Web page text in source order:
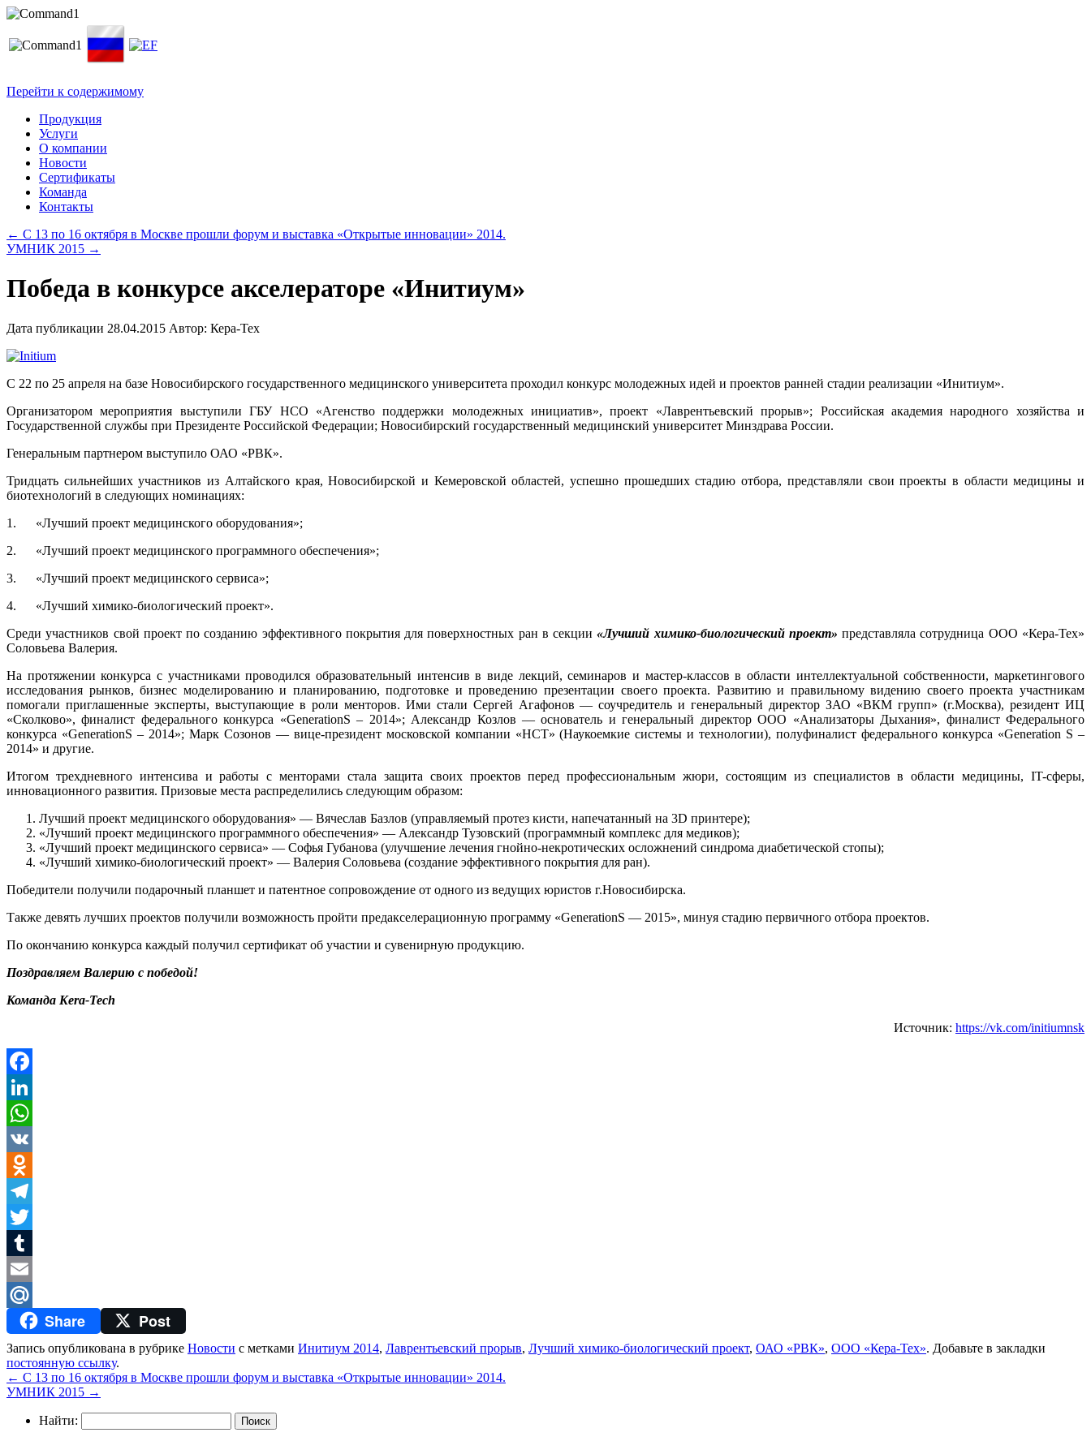
Перейти к содержимому
Продукция
Услуги
О компании
Новости
Сертификаты
Команда
Контакты
← С 13 по 16 октября в Москве прошли форум и выставка «Открытые инновации» 2014.
УМНИК 2015 →
Победа в конкурсе акселераторе «Инитиум»
Дата публикации 28.04.2015 Автор: Кера-Тех
С 22 по 25 апреля на базе Новосибирского государственного медицинского университета проходил конкурс молодежных идей и проектов ранней стадии реализации «Инитиум».
Организатором мероприятия выступили ГБУ НСО «Агенство поддержки молодежных инициатив», проект «Лаврентьевский прорыв»; Российская академия народного хозяйства и
Государственной службы при Президенте Российской Федерации; Новосибирский государственный медицинский университет Минздрава России.
Генеральным партнером выступило ОАО «РВК».
Тридцать сильнейших участников из Алтайского края, Новосибирской и Кемеровской областей, успешно прошедших стадию отбора, представляли свои проекты в области медицины и
биотехнологий в следующих номинациях:
1. «Лучший проект медицинского оборудования»;
2. «Лучший проект медицинского программного обеспечения»;
3. «Лучший проект медицинского сервиса»;
4. «Лучший химико-биологический проект».
Среди участников свой проект по созданию эффективного покрытия для поверхностных ран в секции«Лучший химико-биологический проект» представляла сотрудница ООО «Кера-Тех»
Соловьева Валерия.
На протяжении конкурса с участниками проводился образовательный интенсив в виде лекций, семинаров и мастер-классов в области интеллектуальной собственности, маркетингового
исследования рынков, бизнес моделированию и планированию, подготовке и проведению презентации своего проекта. Развитию и правильному видению своего проекта участникам
помогали приглашенные эксперты, выступающие в роли менторов. Ими стали Сергей Агафонов — соучредитель и генеральный директор ЗАО «ВКМ групп» (г.Москва), резидент ИЦ
«Сколково», финалист федерального конкурса «GenerationS – 2014»; Александр Козлов — основатель и генеральный директор ООО «Анализаторы Дыхания», финалист Федерального
конкурса «GenerationS – 2014»; Марк Созонов — вице-президент московской компании «НСТ» (Наукоемкие системы и технологии), полуфиналист федерального конкурса «Generation S –
2014» и другие.
Итогом трехдневного интенсива и работы с менторами стала защита своих проектов перед профессиональным жюри, состоящим из специалистов в области медицины, IT-сферы,
инновационного развития. Призовые места распределились следующим образом:
Лучший проект медицинского оборудования» — Вячеслав Базлов (управляемый протез кисти, напечатанный на 3D принтере);
«Лучший проект медицинского программного обеспечения» — Александр Тузовский (программный комплекс для медиков);
«Лучший проект медицинского сервиса» — Софья Губанова (улучшение лечения гнойно-некротических осложнений синдрома диабетической стопы);
«Лучший химико-биологический проект» — Валерия Соловьева (создание эффективного покрытия для ран).
Победители получили подарочный планшет и патентное сопровождение от одного из ведущих юристов г.Новосибирска.
Также девять лучших проектов получили возможность пройти предакселерационную программу «GenerationS — 2015», минуя стадию первичного отбора проектов.
По окончанию конкурса каждый получил сертификат об участии и сувенирную продукцию.
Поздравляем Валерию с победой!
Команда Kera-Tech
Источник: https://vk.com/initiumnsk
Facebook
LinkedIn
WhatsApp
VK
Odnoklassniki
Telegram
Twitter
Tumblr
Email
Mail.RuShare Post
Запись опубликована в рубрике Новости с метками Инитиум 2014, Лаврентьевский прорыв, Лучший химико-биологический проект, ОАО «РВК», ООО «Кера-Тех». Добавьте в закладки
постоянную ссылку.
← С 13 по 16 октября в Москве прошли форум и выставка «Открытые инновации» 2014.
УМНИК 2015 →
Найти: